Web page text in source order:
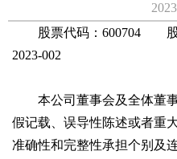
股票代码：600704 股
2023-002
本公司董事会及全体董事
假记载、误导性陈述或者重
准确性和完整性承担个别及